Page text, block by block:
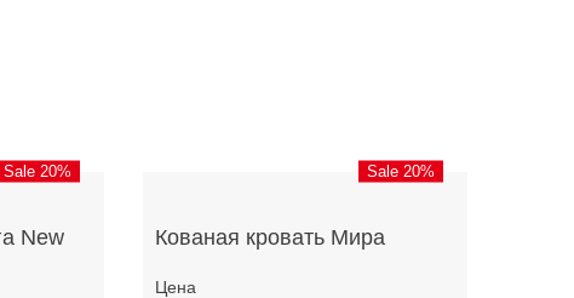
Sale 20%
New
Sale 20%
Кованая кровать Мира